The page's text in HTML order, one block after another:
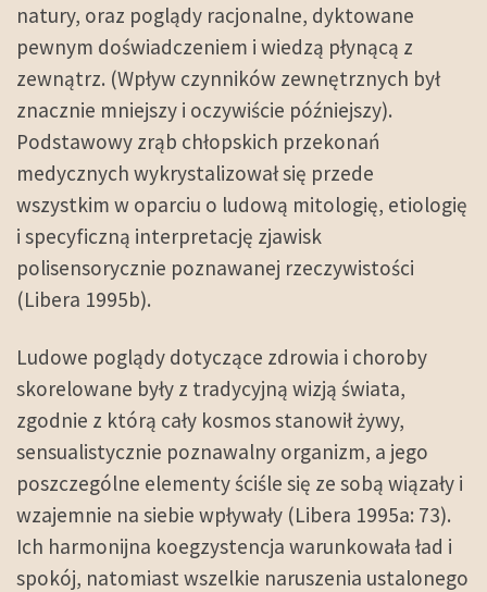
natury, oraz poglądy racjonalne, dyktowane
pewnym doświadczeniem i wiedzą płynącą z
zewnątrz. (Wpływ czynników zewnętrznych był
znacznie mniejszy i oczywiście późniejszy).
Podstawowy zrąb chłopskich przekonań
medycznych wykrystalizował się przede
wszystkim w oparciu o ludową mitologię, etiologię
i specyficzną interpretację zjawisk
polisensorycznie poznawanej rzeczywistości
(Libera 1995b).
Ludowe poglądy dotyczące zdrowia i choroby
skorelowane były z tradycyjną wizją świata,
zgodnie z którą cały kosmos stanowił żywy,
sensualistycznie poznawalny organizm, a jego
poszczególne elementy ściśle się ze sobą wiązały i
wzajemnie na siebie wpływały (Libera 1995a: 73).
Ich harmonijna koegzystencja warunkowała ład i
spokój, natomiast wszelkie naruszenia ustalonego